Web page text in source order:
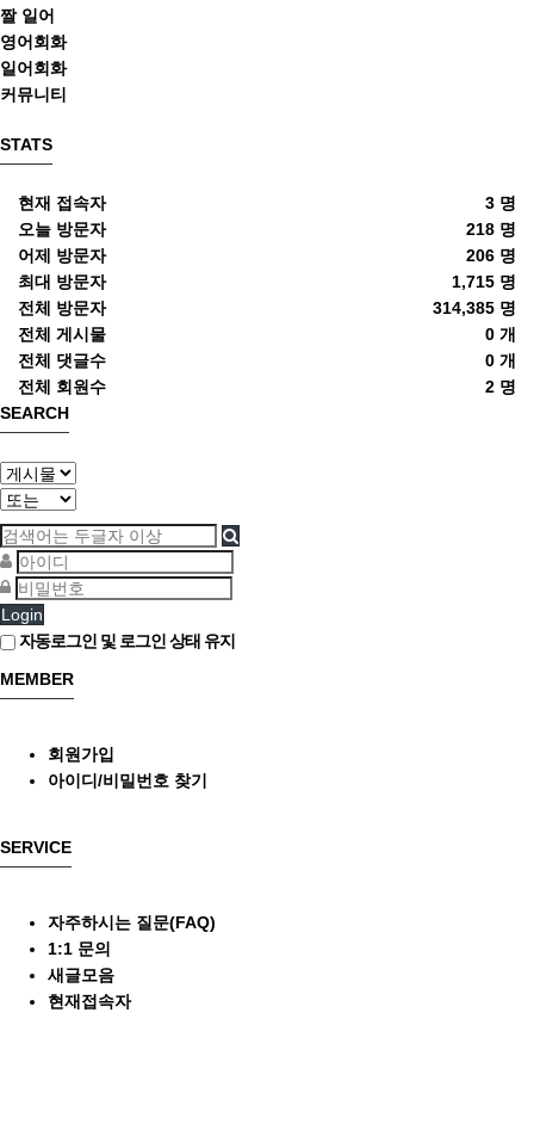
짤 일어
영어회화
일어회화
커뮤니티
STATS
3 명
현재 접속자
218 명
오늘 방문자
206 명
어제 방문자
1,715 명
최대 방문자
314,385 명
전체 방문자
0 개
전체 게시물
0 개
전체 댓글수
2 명
전체 회원수
SEARCH
Login
자동로그인 및 로그인 상태 유지
MEMBER
회원가입
아이디/비밀번호 찾기
SERVICE
자주하시는 질문(FAQ)
1:1 문의
새글모음
현재접속자